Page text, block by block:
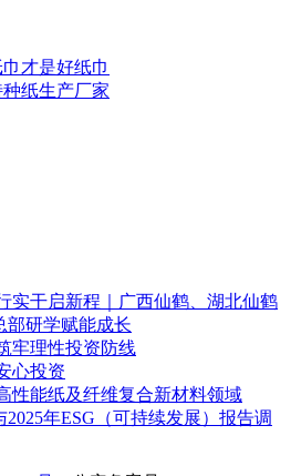
才是好纸巾
纸生产厂家
实干启新程｜广西仙鹤、湖北仙鹤
部研学赋能成长
牢理性投资防线
心投资
性能纸及纤维复合新材料领域
年ESG（可持续发展）报告调